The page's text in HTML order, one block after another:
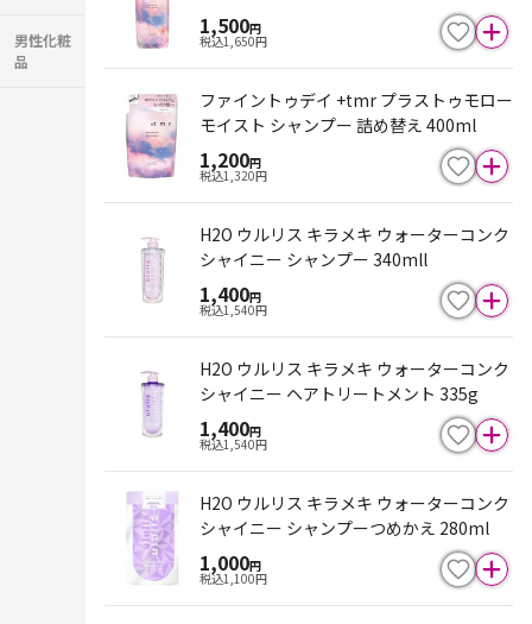
男性化粧
品
1,500円
税込1,650円
ファイントゥデイ +tmr プラストゥモロー
モイスト シャンプー 詰め替え 400ml
1,200円
税込1,320円
H2O ウルリス キラメキ ウォーターコンク
シャイニー シャンプー 340mll
1,400円
税込1,540円
H2O ウルリス キラメキ ウォーターコンク
シャイニー ヘアトリートメント 335g
1,400円
税込1,540円
H2O ウルリス キラメキ ウォーターコンク
シャイニー シャンプーつめかえ 280ml
1,000円
税込1,100円